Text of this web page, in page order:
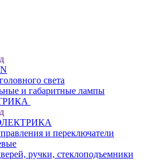
света
и габаритные лампы
и переключатели
ручки, стеклоподъемники